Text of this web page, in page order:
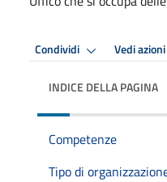
Condividi Vedi azioni
INDICE DELLA PAGINA
Competenze
Tipo di